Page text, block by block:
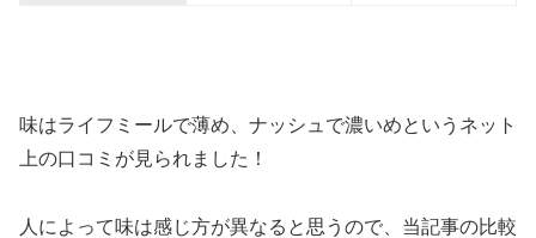
味はライフミールで薄め、ナッシュで濃いめというネット
上の口コミが見られました！
人によって味は感じ方が異なると思うので、当記事の比較